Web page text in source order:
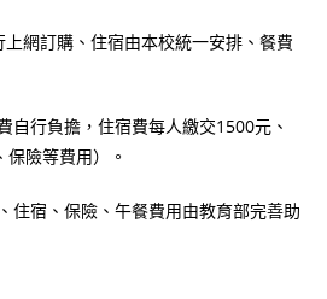
網訂購、住宿由本校統一安排、餐費
自行負擔，住宿費每人繳交1500元、
險等費用）。
住宿、保險、午餐費用由教育部完善助